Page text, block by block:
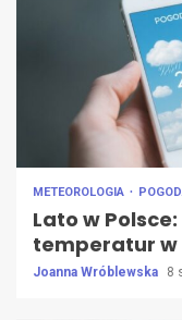
METEOROLOGIA
Lato w
temperatur w
Joanna Wróblewska 8